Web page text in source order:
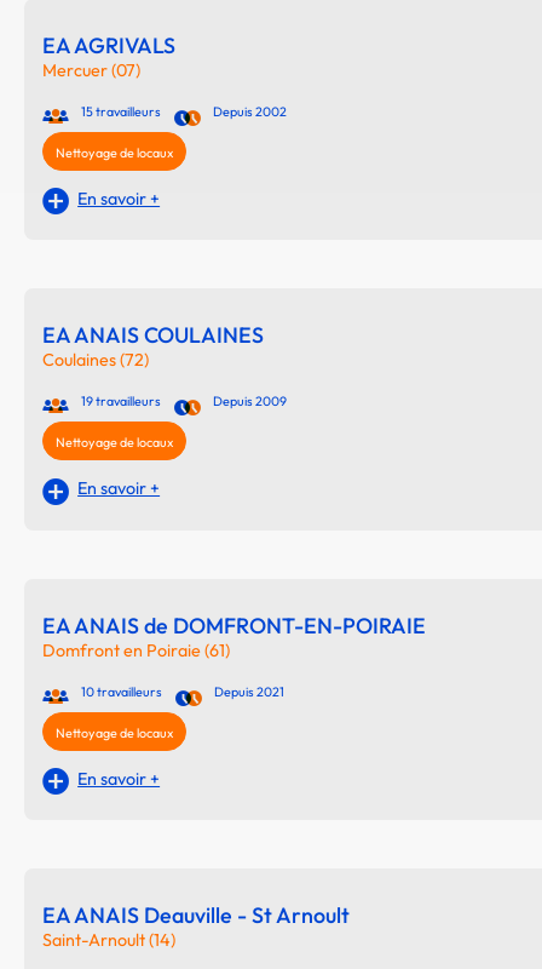
EA AGRIVALS
Mercuer (07)
15 travailleurs Depuis 2002
Nettoyage de locaux
En savoir +
EA ANAIS COULAINES
Coulaines (72)
19 travailleurs Depuis 2009
Nettoyage de locaux
En savoir +
EA ANAIS de DOMFRONT-EN-POIRAIE
Domfront en Poiraie (61)
10 travailleurs Depuis 2021
Nettoyage de locaux
En savoir +
EA ANAIS Deauville - St Arnoult
Saint-Arnoult (14)